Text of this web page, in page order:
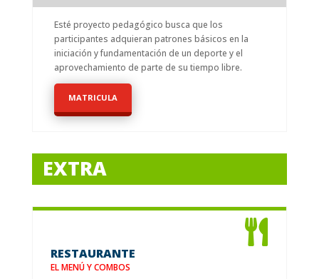
Esté proyecto pedagógico busca que los
participantes adquieran patrones básicos en la
iniciación y fundamentación de un deporte y el
aprovechamiento de parte de su tiempo libre.
MATRICULA
EXTRA

RESTAURANTE
EL MENÚ Y COMBOS